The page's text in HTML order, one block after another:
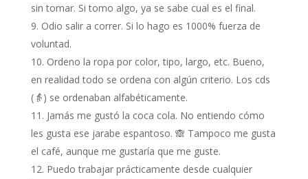
sin tomar. Si tomo algo, ya se sabe cual es el final.
Odio salir a correr. Si lo hago es 1000% fuerza de
voluntad.
Ordeno la ropa por color, tipo, largo, etc. Bueno,
en realidad todo se ordena con algún criterio. Los cds
(👵) se ordenaban alfabéticamente.
Jamás me gustó la coca cola. No entiendo cómo
les gusta ese jarabe espantoso. 🙈 Tampoco me gusta
el café, aunque me gustaría que me guste.
Puedo trabajar prácticamente desde cualquier